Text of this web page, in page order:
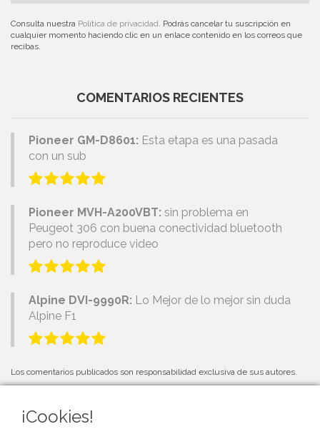
Consulta nuestra Política de privacidad. Podrás cancelar tu suscripción en
cualquier momento haciendo clic en un enlace contenido en los correos que
recibas.
COMENTARIOS RECIENTES
Pioneer GM-D8601: Esta etapa es una pasada
con un sub
Pioneer MVH-A200VBT: sin problema en
Peugeot 306 con buena conectividad bluetooth
pero no reproduce video
Alpine DVI-9990R: Lo Mejor de lo mejor sin duda
Alpine F1
Los comentarios publicados son responsabilidad exclusiva de sus autores.
¡Cookies!